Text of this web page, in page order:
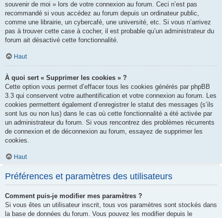
souvenir de moi » lors de votre connexion au forum. Ceci n’est pas
recommandé si vous accédez au forum depuis un ordinateur public,
comme une librairie, un cybercafé, une université, etc. Si vous n’arrivez
pas à trouver cette case à cocher, il est probable qu’un administrateur du
forum ait désactivé cette fonctionnalité.
Haut
À quoi sert « Supprimer les cookies » ?
Cette option vous permet d’effacer tous les cookies générés par phpBB
3.3 qui conservent votre authentification et votre connexion au forum. Les
cookies permettent également d’enregistrer le statut des messages (s’ils
sont lus ou non lus) dans le cas où cette fonctionnalité a été activée par
un administrateur du forum. Si vous rencontrez des problèmes récurrents
de connexion et de déconnexion au forum, essayez de supprimer les
cookies.
Haut
Préférences et paramètres des utilisateurs
Comment puis-je modifier mes paramètres ?
Si vous êtes un utilisateur inscrit, tous vos paramètres sont stockés dans
la base de données du forum. Vous pouvez les modifier depuis le